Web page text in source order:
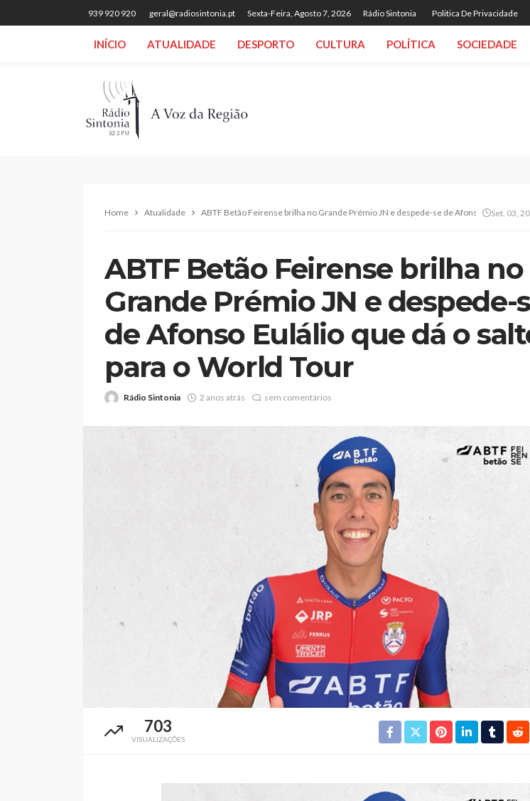
939 920 920 geral@radiosintonia.pt Sexta-Feira, Agosto 7, 2026 Rádio Sintonia Politica De Privacidade
INÍCIO ATUALIDADE DESPORTO CULTURA POLÍTICA SOCIEDADE
Home Atualidade ABTF Betão Feirense brilha no Grande Prémio JN e despede-se de Afonso Eulálio que
Set. 03,
ABTF Betão Feirense brilha no
Grande Prémio JN e despede-
de Afonso Eulálio que dá o
para o World Tour
Rádio Sintonia 2 anos atrás sem comentários
703
VISUALIZAÇÕES